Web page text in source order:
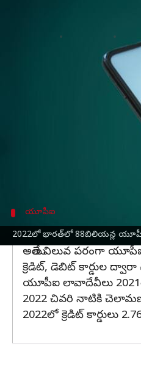
2022లో భారత్‌లో 88బిలియన్ల
UPI: 2022లో
2022లో యూనిఫైడ్
డెబిట్, క్రెడిట్ కార్డ్‌లు,
లావాదేవీలను జరిగినట్లు
పర్సన్-టు-మర్చంట్
ఇందులో పీ2ఎం
యూపీఐ
2021తో పోలిస్తే
అయితే విలువ పరంగా
క్రెడిట్, డెబిట్ కార్డుల
యూపీఐ లావాదేవీలు
2022 చివరి నాటికి
2022లో క్రెడిట్ కార్డులు